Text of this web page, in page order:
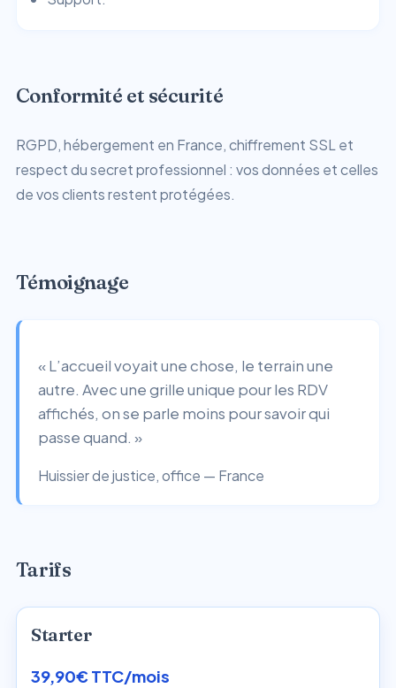
Conformité et sécurité
RGPD, hébergement en France, chiffrement SSL et
respect du secret professionnel : vos données et celles
de vos clients restent protégées.
Témoignage
« L’accueil voyait une chose, le terrain une
autre. Avec une grille unique pour les RDV
affichés, on se parle moins pour savoir qui
passe quand. »
Huissier de justice, office — France
Tarifs
Starter
39,90€ TTC/mois